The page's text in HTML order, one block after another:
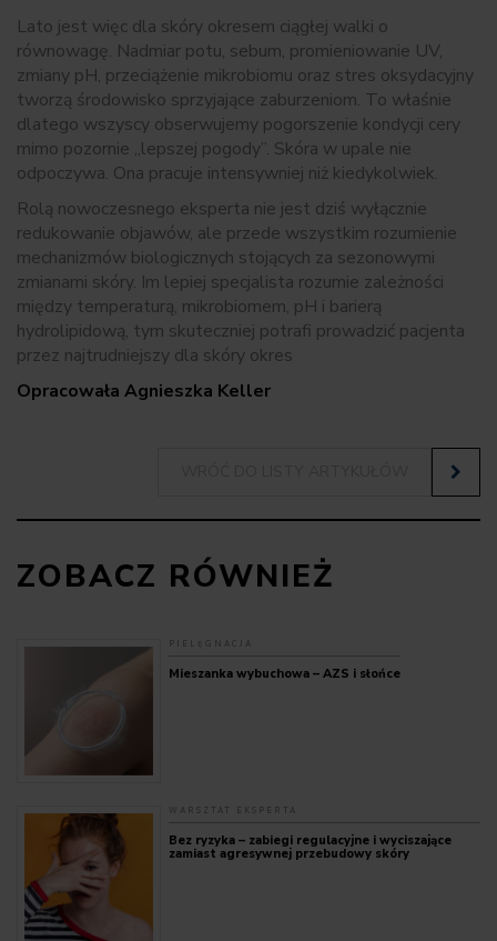
Lato jest więc dla skóry okresem ciągłej walki o
równowagę. Nadmiar potu, sebum, promieniowanie UV,
zmiany pH, przeciążenie mikrobiomu oraz stres oksydacyjny
tworzą środowisko sprzyjające zaburzeniom. To właśnie
dlatego wszyscy obserwujemy pogorszenie kondycji cery
mimo pozornie „lepszej pogody”. Skóra w upale nie
odpoczywa. Ona pracuje intensywniej niż kiedykolwiek.
Rolą nowoczesnego eksperta nie jest dziś wyłącznie
redukowanie objawów, ale przede wszystkim rozumienie
mechanizmów biologicznych stojących za sezonowymi
zmianami skóry. Im lepiej specjalista rozumie zależności
między temperaturą, mikrobiomem, pH i barierą
hydrolipidową, tym skuteczniej potrafi prowadzić pacjenta
przez najtrudniejszy dla skóry okres
Opracowała Agnieszka Keller
ZOBACZ RÓWNIEŻ
PIELĘGNACJA
Mieszanka wybuchowa – AZS i słońce
WARSZTAT EKSPERTA
Bez ryzyka – zabiegi regulacyjne i wyciszające
zamiast agresywnej przebudowy skóry